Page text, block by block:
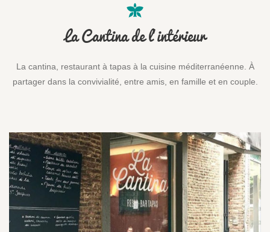
La Cantina de l’intérieur
La cantina, restaurant à tapas à la cuisine méditerranéenne. À
partager dans la convivialité, entre amis, en famille et en couple.